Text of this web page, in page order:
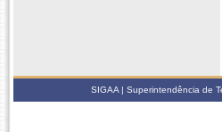
SIGAA | Superintendência de